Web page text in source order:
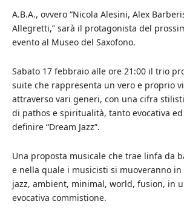
A.B.A., ovvero “Nicola Alesini, Alex
Allegretti,” sarà il protagonista del
evento al Museo del Saxofono.
Sabato 17 febbraio alle ore 21:00 il trio
suite che rappresenta un vero e proprio
attraverso vari generi, con una cifra
di pathos e spiritualità, tanto evocativa
definire “Dream Jazz”.
Una proposta musicale che trae linfa da
e nella quale i musicisti si muoveranno
jazz, ambient, minimal, world, fusion, in
evocativa commistione.